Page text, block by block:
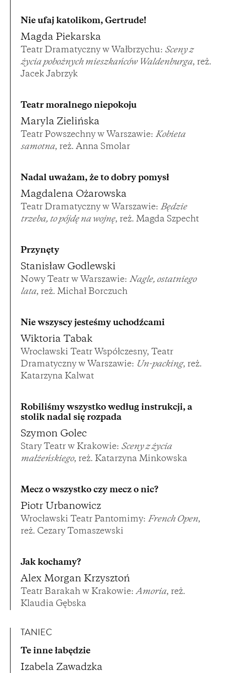
Nie ufaj katolikom, Gertrude!
Magda Piekarska
Teatr Dramatyczny w Wałbrzychu: Sceny z
życia pobożnych mieszkańców Waldenburga, reż.
Jacek Jabrzyk
Teatr moralnego niepokoju
Maryla Zielińska
Teatr Powszechny w Warszawie: Kobieta
samotna, reż. Anna Smolar
Nadal uważam, że to dobry pomysł
Magdalena Ożarowska
Teatr Dramatyczny w Warszawie: Będzie
trzeba, to pójdę na wojnę, reż. Magda Szpecht
Przynęty
Stanisław Godlewski
Nowy Teatr w Warszawie: Nagle, ostatniego
lata, reż. Michał Borczuch
Nie wszyscy jesteśmy uchodźcami
Wiktoria Tabak
Wrocławski Teatr Współczesny, Teatr
Dramatyczny w Warszawie: Un-packing, reż.
Katarzyna Kalwat
Robiliśmy wszystko według instrukcji, a
stolik nadal się rozpada
Szymon Golec
Stary Teatr w Krakowie: Sceny z życia
małżeńskiego, reż. Katarzyna Minkowska
Mecz o wszystko czy mecz o nic?
Piotr Urbanowicz
Wrocławski Teatr Pantomimy: French Open,
reż. Cezary Tomaszewski
Jak kochamy?
Alex Morgan Krzysztoń
Teatr Barakah w Krakowie: Amoria, reż.
Klaudia Gębska
TANIEC
Te inne łabędzie
Izabela Zawadzka